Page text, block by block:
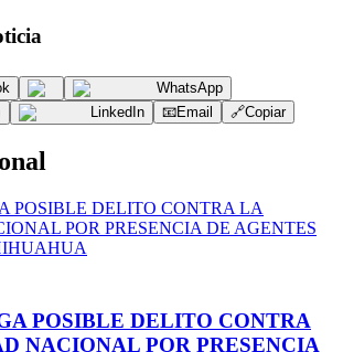
WhatsApp
LinkedIn 📧Email 🔗Copiar
POSIBLE DELITO CONTRA
NACIONAL POR PRESENCIA